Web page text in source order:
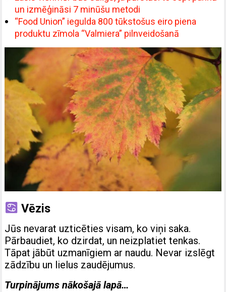
un izmēģināsi 7 minūšu metodi
“Food Union” iegulda 800 tūkstošus eiro piena
produktu zīmola “Valmiera” pilnveidošanā
Vēzis
Jūs nevarat uzticēties visam, ko viņi saka.
Pārbaudiet, ko dzirdat, un neizplatiet tenkas.
Tāpat jābūt uzmanīgiem ar naudu. Nevar izslēgt
zādzību un lielus zaudējumus.
Turpinājums nākošajā lapā…